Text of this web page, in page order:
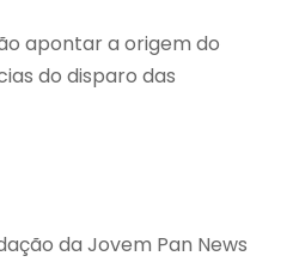
apontar a origem do
do disparo das
da Jovem Pan News